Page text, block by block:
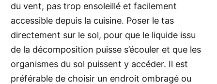
du vent, pas trop ensoleillé et facilement
accessible depuis la cuisine. Poser le tas
directement sur le sol, pour que le liquide issu
de la décomposition puisse s’écouler et que les
organismes du sol puissent y accéder. Il est
préférable de choisir un endroit ombragé ou